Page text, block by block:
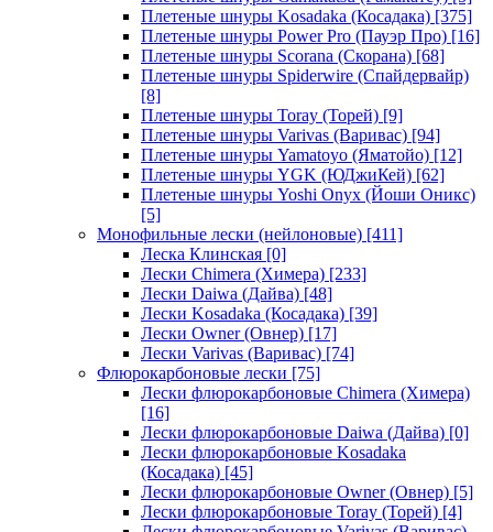
Плетеные шнуры Kosadaka (Косадака) [375]
Плетеные шнуры Power Pro (Пауэр Про) [16]
Плетеные шнуры Scorana (Скорана) [68]
Плетеные шнуры Spiderwire (Спайдервайр)
[8]
Плетеные шнуры Toray (Торей) [9]
Плетеные шнуры Varivas (Варивас) [94]
Плетеные шнуры Yamatoyo (Яматойо) [12]
Плетеные шнуры YGK (ЮДжиКей) [62]
Плетеные шнуры Yoshi Onyx (Йоши Оникс)
[5]
Монофильные лески (нейлоновые) [411]
Леска Клинская [0]
Лески Chimera (Химера) [233]
Лески Daiwa (Дайва) [48]
Лески Kosadaka (Косадака) [39]
Лески Owner (Овнер) [17]
Лески Varivas (Варивас) [74]
Флюрокарбоновые лески [75]
Лески флюрокарбоновые Chimera (Химера)
[16]
Лески флюрокарбоновые Daiwa (Дайва) [0]
Лески флюрокарбоновые Kosadaka
(Косадака) [45]
Лески флюрокарбоновые Owner (Овнер) [5]
Лески флюрокарбоновые Toray (Торей) [4]